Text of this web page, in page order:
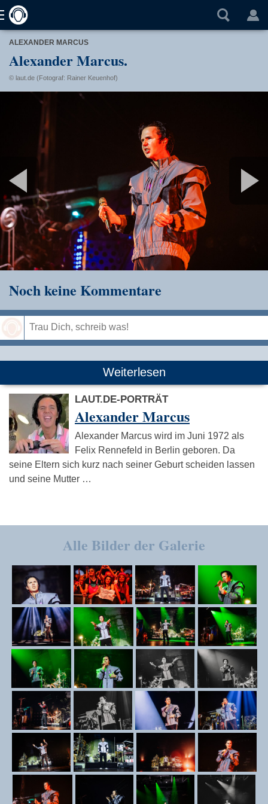
ALEXANDER MARCUS
Alexander Marcus.
© laut.de (Fotograf: Rainer Keuenhof)
Noch keine Kommentare
Weiterlesen
LAUT.DE-PORTRÄT
Alexander Marcus
Alexander Marcus wird im Juni 1972 als
Felix Rennefeld in Berlin geboren. Da
seine Eltern sich kurz nach seiner Geburt scheiden lassen
und seine Mutter …
Alle Bilder der Galerie